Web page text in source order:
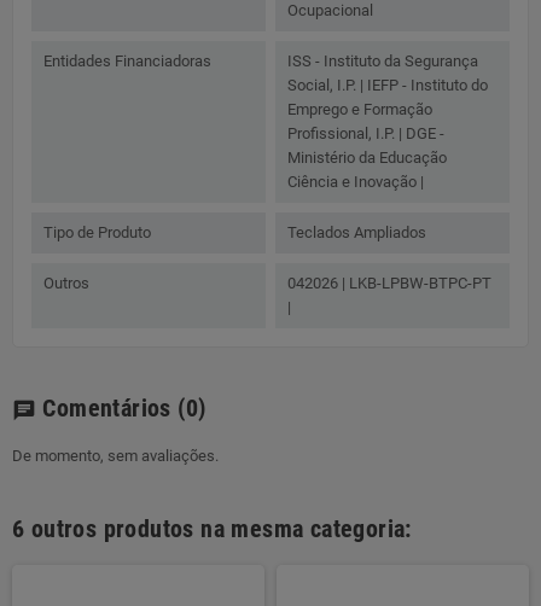
Ocupacional
Entidades Financiadoras
ISS - Instituto da Segurança
Social, I.P. | IEFP - Instituto do
Emprego e Formação
Profissional, I.P. | DGE -
Ministério da Educação
Ciência e Inovação |
Tipo de Produto Teclados Ampliados
Outros
042026 | LKB-LPBW-BTPC-PT
|
chat Comentários (0)
De momento, sem avaliações.
6 outros produtos na mesma categoria: